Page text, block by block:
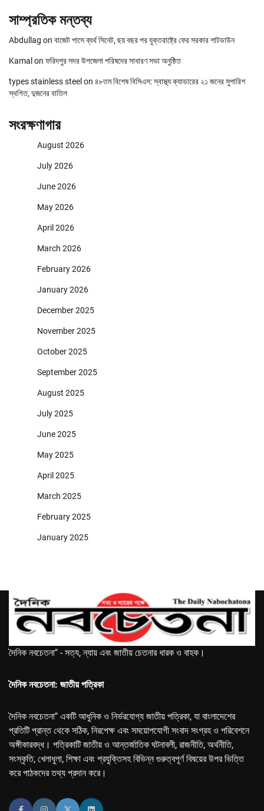
সাম্প্রতিক মন্তব্য
Abdullag on বাজেট পাসে ব্যর্থ সিনেট, ছয় বছর পর যুক্তরাষ্ট্রে ফের সরকার শাটডাউন
Kamal on ফরিদপুর সদর উপজেলা পরিষদের সাধারণ সভা অনুষ্ঠিত
types stainless steel on ৪৮তম বিশেষ বিসিএস: স্বাস্থ্য ক্যাডারের ২১ জনের সুপারিশ
স্থগিত, দুজনের বাতিল
সংরক্ষণাগার
August 2026
July 2026
June 2026
May 2026
April 2026
March 2026
February 2026
January 2026
December 2025
November 2025
October 2025
September 2025
August 2025
July 2025
June 2025
May 2025
April 2025
March 2025
February 2025
January 2025
দৈনিক নবচেতনা" - সত্য, ন্যায় এবং জাতীয় চেতনার ধারক ও বাহক।
দৈনিক নবচেতনা: জাতীয় পত্রিকা
দৈনিক নবচেতনা" একটি আধুনিক ও নির্ভরযোগ্য জাতীয় পত্রিকা, যা বাংলাদেশের
প্রতিটি প্রান্ত থেকে সঠিক, নিরপেক্ষ এবং সময়োপযোগী সংবাদ সংগ্রহ ও পরিবেশনে
অঙ্গীকারবদ্ধ। পত্রিকাটি জাতীয় ও আন্তর্জাতিক ঘটনাবলী, রাজনীতি, অর্থনীতি,
সংস্কৃতি, খেলাধুলা, শিক্ষা এবং প্রযুক্তিসহ বিভিন্ন গুরুত্বপূর্ণ বিষয়ের উপর ভিত্তি
করে পাঠকদের তথ্য প্রদান করে।